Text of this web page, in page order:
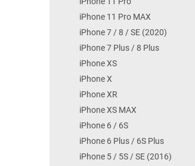
iPhone 11 Pro MAX
iPhone 7 / 8 / SE (2020)
iPhone 7 Plus / 8 Plus
iPhone XS
iPhone X
iPhone XR
iPhone XS MAX
iPhone 6 / 6S
iPhone 6 Plus / 6S Plus
iPhone 5 / 5S / SE (2016)